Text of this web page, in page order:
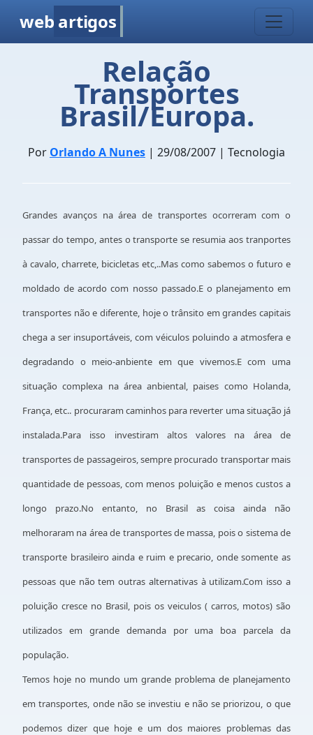
web artigos
Relação
Transportes
Brasil/Europa.
Por Orlando A Nunes | 29/08/2007 | Tecnologia
Grandes avanços na área de transportes ocorreram com o
passar do tempo, antes o transporte se resumia aos tranportes
à cavalo, charrete, bicicletas etc,..Mas como sabemos o futuro e
moldado de acordo com nosso passado.E o planejamento em
transportes não e diferente, hoje o trânsito em grandes capitais
chega a ser insuportáveis, com véiculos poluindo a atmosfera e
degradando o meio-anbiente em que vivemos.E com uma
situação complexa na área anbiental, paises como Holanda,
França, etc.. procuraram caminhos para reverter uma situação já
instalada.Para isso investiram altos valores na área de
transportes de passageiros, sempre procurado transportar mais
quantidade de pessoas, com menos poluição e menos custos a
longo prazo.No entanto, no Brasil as coisa ainda não
melhoraram na área de transportes de massa, pois o sistema de
transporte brasileiro ainda e ruim e precario, onde somente as
pessoas que não tem outras alternativas à utilizam.Com isso a
poluição cresce no Brasil, pois os veiculos ( carros, motos) são
utilizados em grande demanda por uma boa parcela da
população.
Temos hoje no mundo um grande problema de planejamento
em transportes, onde não se investiu e não se priorizou, o que
podemos dizer que hoje e um dos maiores problemas das